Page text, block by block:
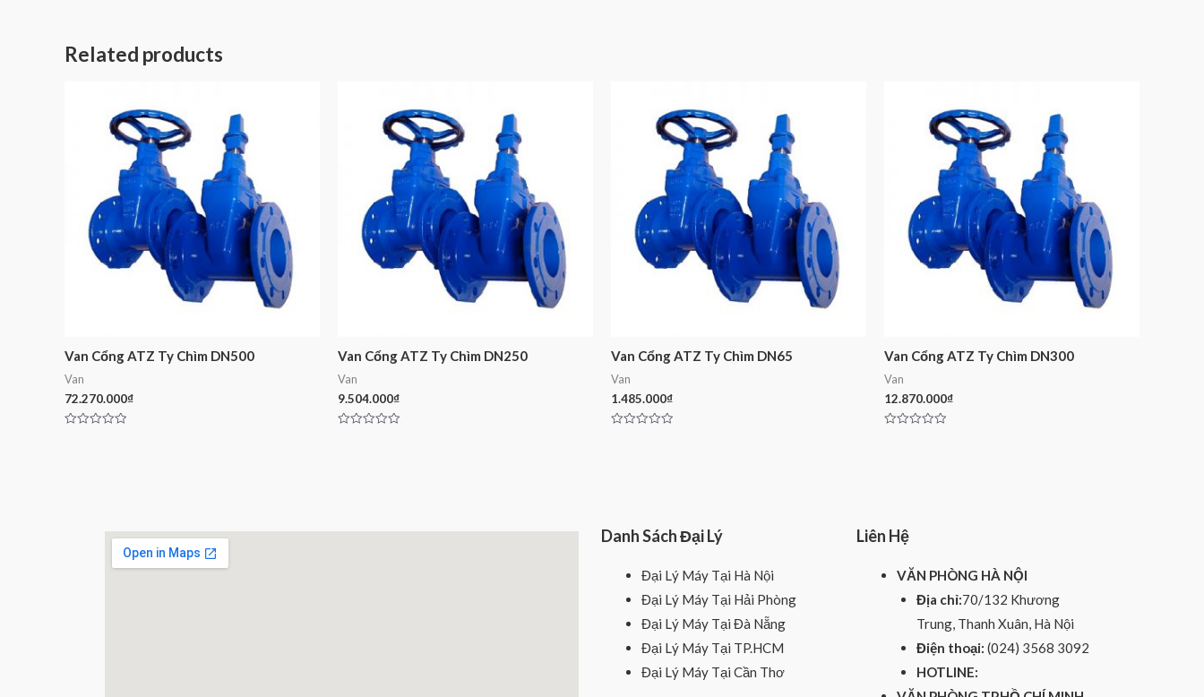
Related products
Van Cổng ATZ Ty Chìm DN500
Van
72.270.000₫
Van Cổng ATZ Ty Chìm DN250
Van
9.504.000₫
Van Cổng ATZ Ty Chìm DN65
Van
1.485.000₫
Van Cổng ATZ Ty Chìm DN300
Van
12.870.000₫
Danh Sách Đại Lý
Đại Lý Máy Tại Hà Nội
Đại Lý Máy Tại Hải Phòng
Đại Lý Máy Tại Đà Nẵng
Đại Lý Máy Tại TP.HCM
Đại Lý Máy Tại Cần Thơ
Liên Hệ
VĂN PHÒNG HÀ NỘI
Địa chỉ:70/132 Khương
Trung, Thanh Xuân, Hà Nội
Điện thoại: (024) 3568 3092
HOTLINE: